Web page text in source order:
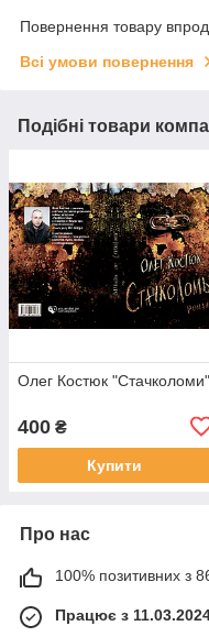
Повернення товару
Всі умови повернення
Подібні товари
Олег Костюк "Стачколоми"
400 ₴
Купити
Про нас
100% позитивних з 86
Працює з